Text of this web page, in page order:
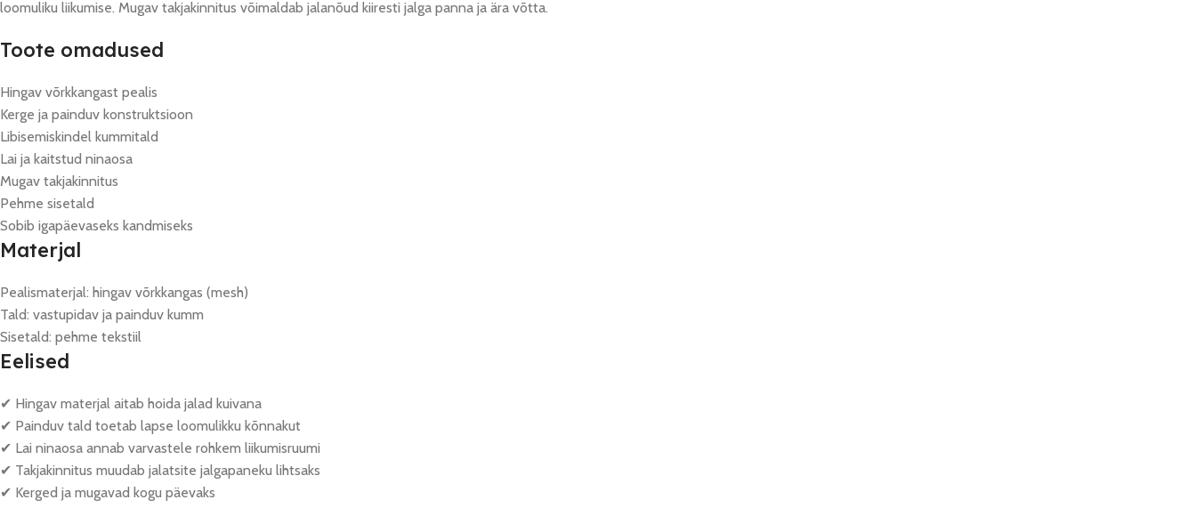
loomuliku liikumise. Mugav takjakinnitus võimaldab jalanõud kiiresti jalga panna ja ära võtta.
Toote omadused
Hingav võrkkangast pealis
Kerge ja painduv konstruktsioon
Libisemiskindel kummitald
Lai ja kaitstud ninaosa
Mugav takjakinnitus
Pehme sisetald
Sobib igapäevaseks kandmiseks
Materjal
Pealismaterjal: hingav võrkkangas (mesh)
Tald: vastupidav ja painduv kumm
Sisetald: pehme tekstiil
Eelised
✔ Hingav materjal aitab hoida jalad kuivana
✔ Painduv tald toetab lapse loomulikku kõnnakut
✔ Lai ninaosa annab varvastele rohkem liikumisruumi
✔ Takjakinnitus muudab jalatsite jalgapaneku lihtsaks
✔ Kerged ja mugavad kogu päevaks